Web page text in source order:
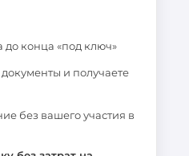
до конца «под ключ»
и получаете
без вашего участия в